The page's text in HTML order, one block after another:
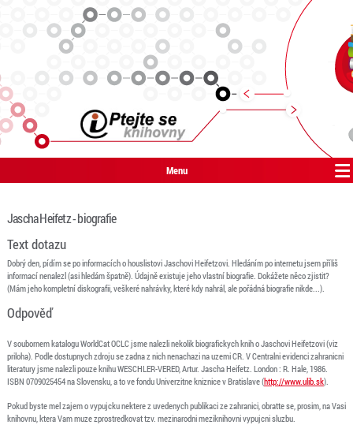
Menu
Jascha Heifetz - biografie
Text dotazu
Dobrý den, pídím se po informacích o houslistovi Jaschovi Heifetzovi. Hledáním po internetu jsem příliš
informací nenalezl (asi hledám špatně). Údajně existuje jeho vlastní biografie. Dokážete něco zjistit?
(Mám jeho kompletní diskografii, veškeré nahrávky, které kdy nahrál, ale pořádná biografie nikde...).
Odpověď
V soubornem katalogu WorldCat OCLC jsme nalezli nekolik biografickych knih o Jaschovi Heifetzovi (viz
priloha). Podle dostupnych zdroju se zadna z nich nenachazi na uzemi CR. V Centralni evidenci zahranicni
literatury jsme nalezli pouze knihu WESCHLER-VERED, Artur. Jascha Heifetz. London : R. Hale, 1986.
ISBN 0709025454 na Slovensku, a to ve fondu Univerzitne kniznice v Bratislave (http://www.ulib.sk).
Pokud byste mel zajem o vypujcku nektere z uvedenych publikaci ze zahranici, obratte se, prosim, na Vasi
knihovnu, ktera Vam muze zprostredkovat tzv. mezinarodni meziknihovni vypujcni sluzbu.